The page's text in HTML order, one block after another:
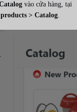
vào cửa hàng, tại
> Catalog.